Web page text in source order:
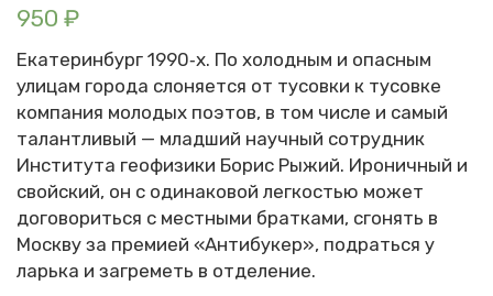
950 ₽
Екатеринбург 1990‑х. По холодным и опасным
улицам города слоняется от тусовки к тусовке
компания молодых поэтов, в том числе и самый
талантливый — младший научный сотрудник
Института геофизики Борис Рыжий. Ироничный и
свойский, он с одинаковой легкостью может
договориться с местными братками, сгонять в
Москву за премией «Антибукер», подраться у
ларька и загреметь в отделение.